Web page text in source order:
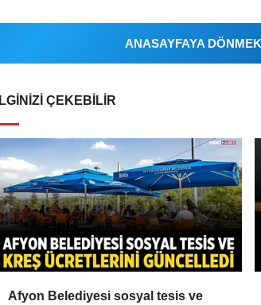
ANASAYFAYA
İLGINIZI ÇEKEBILIR
Afyon Belediyesi sosyal tesis ve